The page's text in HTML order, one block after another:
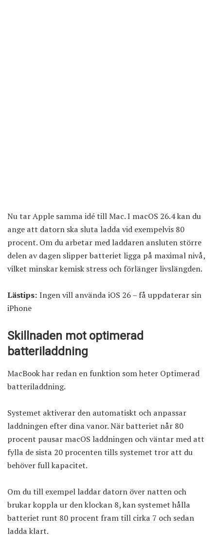
Nu tarApple samma idé till Mac. I macOS 26.4 kan du
ange att datorn ska sluta ladda vid exempelvis 80
procent. Om du arbetar med laddaren ansluten större
delen av dagen slipper batteriet ligga på maximal nivå,
vilket minskar kemisk stress och förlänger livslängden.
Lästips: Ingen vill använda iOS 26 – få uppdaterar sin
iPhone
Skillnaden mot optimerad
batteriladdning
MacBook har redan en funktion som heter Optimerad
batteriladdning.
Systemet aktiverar den automatiskt och anpassar
laddningen efter dina vanor. När batteriet når 80
procent pausar macOS laddningen och väntar med att
fylla de sista 20 procenten tills systemet tror att du
behöver full kapacitet.
Om du till exempel laddar datorn över natten och
brukar koppla ur den klockan 8, kan systemet hålla
batteriet runt 80 procent fram till cirka 7 och sedan
ladda klart.